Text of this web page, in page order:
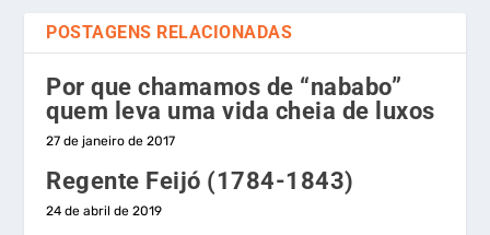
POSTAGENS RELACIONADAS
Por que chamamos de “nababo”
quem leva uma vida cheia de luxos
27 de janeiro de 2017
Regente Feijó (1784-1843)
24 de abril de 2019